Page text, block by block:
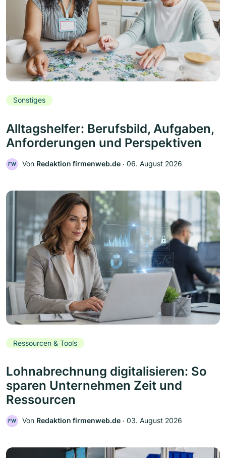
Sonstiges
Alltagshelfer: Berufsbild, Aufgaben,
Anforderungen und Perspektiven
FW Von Redaktion firmenweb.de ‧ 06. August 2026
Ressourcen & Tools
Lohnabrechnung digitalisieren: So
sparen Unternehmen Zeit und
Ressourcen
FW Von Redaktion firmenweb.de ‧ 03. August 2026